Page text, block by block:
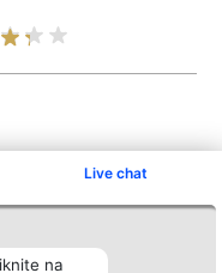
Live chat
na
pohľad na